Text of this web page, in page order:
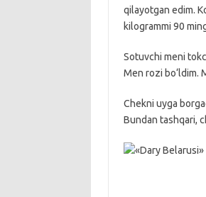
qilayotgan edim.
kilogrammi 90
Sotuvchi meni
Men rozi bo‘ldim.
Chekni uyga
Bundan tashqari,